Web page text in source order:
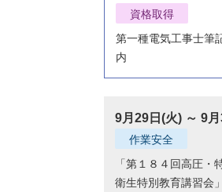
資格取得
第一種電気工事士筆
内
9月29日(火) ～ 9
作業安全
「第１８４回高圧・
衛生特別教育講習会